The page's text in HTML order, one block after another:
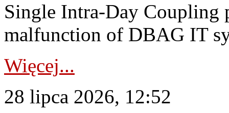
Single Intra-Day Coupling
malfunction of DBAG IT
Więcej...
28 lipca 2026, 12:52